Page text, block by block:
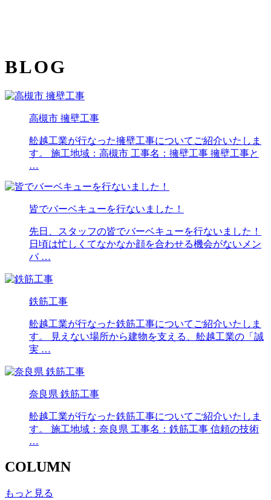
BLOG
高槻市 擁壁工事
舩越工業が行なった擁壁工事についてご紹介いたしま
す。 施工地域：高槻市 工事名：擁壁工事 擁壁工事と
…
皆でバーベキューを行ないました！
先日、スタッフの皆でバーベキューを行ないました！
日頃は忙しくてなかなか顔を合わせる機会がないメン
バ …
鉄筋工事
舩越工業が行なった鉄筋工事についてご紹介いたしま
す。 見えない場所から建物を支える、舩越工業の「誠
実 …
奈良県 鉄筋工事
舩越工業が行なった鉄筋工事についてご紹介いたしま
す。 施工地域：奈良県 工事名：鉄筋工事 信頼の技術
…
COLUMN
もっと見る